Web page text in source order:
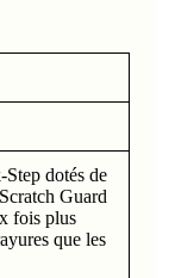
dotés de
Guard
fois plus
que les